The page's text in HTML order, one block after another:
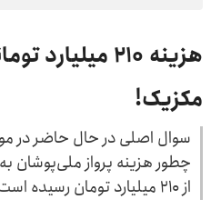
هزینه ۲۱۰
مکزیک!
سوال اصلی در حال حاضر در
چطور هزینه پرواز ملی‌پوشان
از ۲۱۰ میلیارد تومان رسیده است؟